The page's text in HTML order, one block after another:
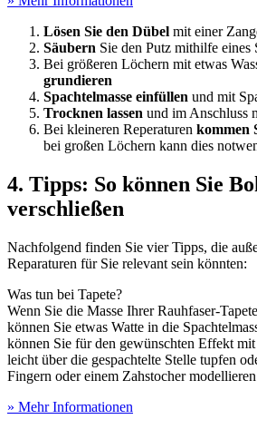
Lösen Sie den Dübel mit einer
Säubern Sie den Putz mithilfe eines
Bei größeren Löchern mit etwas
grundieren
Spachtelmasse einfüllen und mit
Trocknen lassen und im Anschluss
Bei kleineren Reperaturen kommen
bei großen Löchern kann dies
4. Tipps: So können Sie
verschließen
Nachfolgend finden Sie vier Tipps, die
Reparaturen für Sie relevant sein könnten:
Was tun bei Tapete?
Wenn Sie die Masse Ihrer Rauhfaser-
können Sie etwas Watte in die
können Sie für den gewünschten Effekt mit
leicht über die gespachtelte Stelle tupfen
Fingern oder einem Zahstocher
» Mehr Informationen